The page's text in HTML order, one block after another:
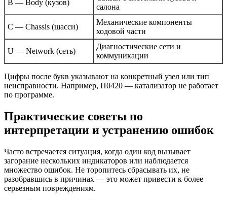
B — Body (кузов)
салона
C — Chassis (шасси)
Механические компоненты
ходовой части
U — Network (сеть)
Диагностические сети и
коммуникации
Цифры после букв указывают на конкретный узел или тип
неисправности. Например, П0420 — катализатор не работает
по программе.
Практические советы по
интерпретации и устранению ошибок
Часто встречается ситуация, когда один код вызывает
загорание нескольких индикаторов или наблюдается
множество ошибок. Не торопитесь сбрасывать их, не
разобравшись в причинах — это может привести к более
серьезным повреждениям.